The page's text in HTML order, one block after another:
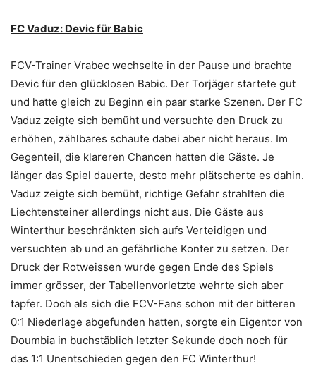
FC Vaduz: Devic für Babic
FCV-Trainer Vrabec wechselte in der Pause und brachte
Devic für den glücklosen Babic. Der Torjäger startete gut
und hatte gleich zu Beginn ein paar starke Szenen. Der FC
Vaduz zeigte sich bemüht und versuchte den Druck zu
erhöhen, zählbares schaute dabei aber nicht heraus. Im
Gegenteil, die klareren Chancen hatten die Gäste. Je
länger das Spiel dauerte, desto mehr plätscherte es dahin.
Vaduz zeigte sich bemüht, richtige Gefahr strahlten die
Liechtensteiner allerdings nicht aus. Die Gäste aus
Winterthur beschränkten sich aufs Verteidigen und
versuchten ab und an gefährliche Konter zu setzen. Der
Druck der Rotweissen wurde gegen Ende des Spiels
immer grösser, der Tabellenvorletzte wehrte sich aber
tapfer. Doch als sich die FCV-Fans schon mit der bitteren
0:1 Niederlage abgefunden hatten, sorgte ein Eigentor von
Doumbia in buchstäblich letzter Sekunde doch noch für
das 1:1 Unentschieden gegen den FC Winterthur!